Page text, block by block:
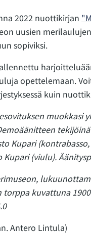
2022 nuottikirjan
uusien
sopiviksi.
opettelemaan.
kuin
muokkasi
Kupari
(viulu).
torppa kuvattuna
Antero Lintula)